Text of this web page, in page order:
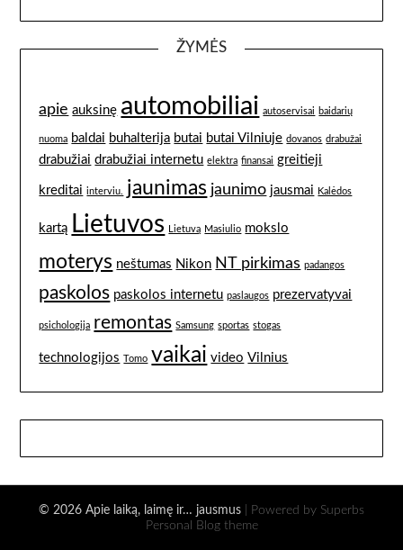
ŽYMĖS
apie auksinę automobiliai autoservisai baidarių
nuoma baldai buhalterija butai butai Vilniuje dovanos drabužai
drabužiai drabužiai internetu elektra finansai greitieji
kreditai interviu. jaunimas jaunimo jausmai Kalėdos
kartą Lietuvos Lietuvą Masiulio mokslo
moterys neštumas Nikon NT pirkimas padangos
paskolos paskolos internetu paslaugos prezervatyvai
psichologija remontas Samsung sportas stogas
technologijos Tomo vaikai video Vilnius
© 2026 Apie laiką, laimę ir… jausmus
| Powered by Superbs
Personal Blog theme